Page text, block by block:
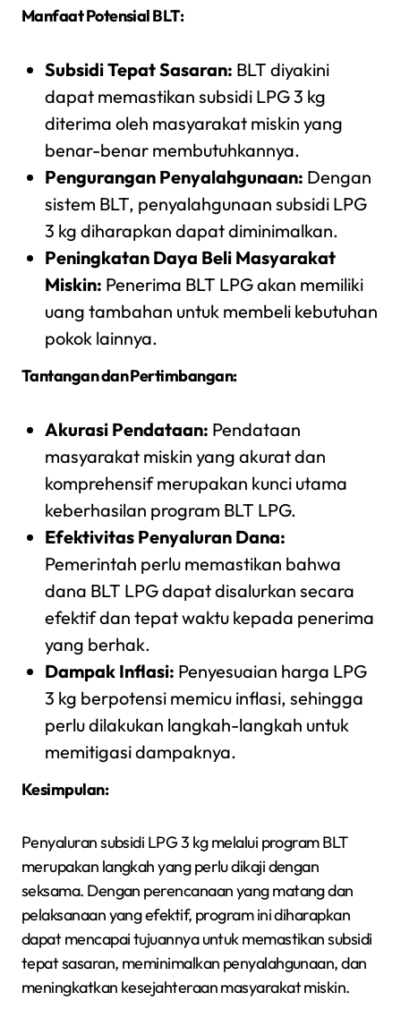
Manfaat Potensial BLT:
Subsidi Tepat Sasaran: BLT diyakini
dapat memastikan subsidi LPG 3 kg
diterima oleh masyarakat miskin yang
benar-benar membutuhkannya.
Pengurangan Penyalahgunaan: Dengan
sistem BLT, penyalahgunaan subsidi LPG
3 kg diharapkan dapat diminimalkan.
Peningkatan Daya Beli Masyarakat
Miskin: Penerima BLT LPG akan memiliki
uang tambahan untuk membeli kebutuhan
pokok lainnya.
Tantangan dan Pertimbangan:
Akurasi Pendataan: Pendataan
masyarakat miskin yang akurat dan
komprehensif merupakan kunci utama
keberhasilan program BLT LPG.
Efektivitas Penyaluran Dana:
Pemerintah perlu memastikan bahwa
dana BLT LPG dapat disalurkan secara
efektif dan tepat waktu kepada penerima
yang berhak.
Dampak Inflasi: Penyesuaian harga LPG
3 kg berpotensi memicu inflasi, sehingga
perlu dilakukan langkah-langkah untuk
memitigasi dampaknya.
Kesimpulan:
Penyaluran subsidi LPG 3 kg melalui program BLT
merupakan langkah yang perlu dikaji dengan
seksama. Dengan perencanaan yang matang dan
pelaksanaan yang efektif, program ini diharapkan
dapat mencapai tujuannya untuk memastikan subsidi
tepat sasaran, meminimalkan penyalahgunaan, dan
meningkatkan kesejahteraan masyarakat miskin.